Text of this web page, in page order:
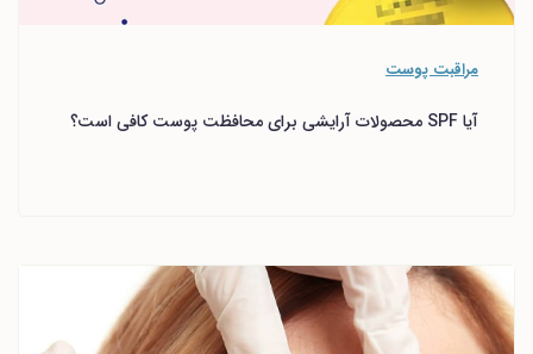
مراقبت پوست
آیا SPF محصولات آرایشی برای محافظت پوست کافی است؟